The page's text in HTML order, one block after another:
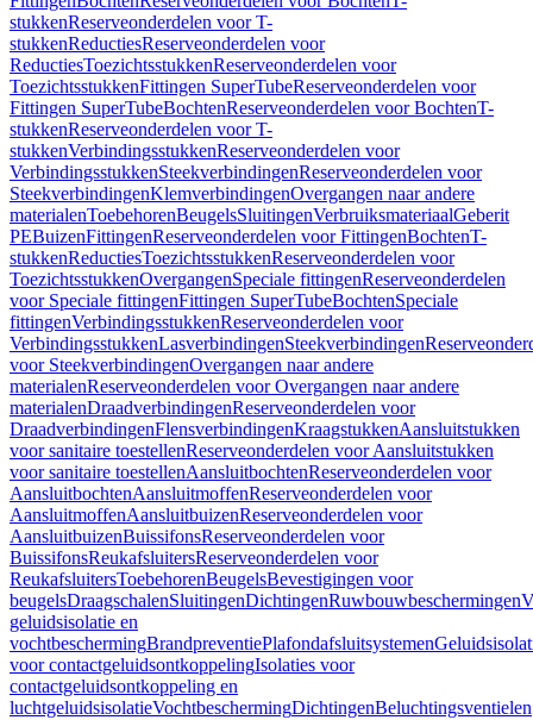
stukkenReserveonderdelen voor T-
stukkenReductiesReserveonderdelen voor
ReductiesToezichtsstukkenReserveonderdelen voor
ToezichtsstukkenFittingen SuperTubeReserveonderdelen voor
Fittingen SuperTubeBochtenReserveonderdelen voor BochtenT-
stukkenReserveonderdelen voor T-
stukkenVerbindingsstukkenReserveonderdelen voor
VerbindingsstukkenSteekverbindingenReserveonderdelen voor
SteekverbindingenKlemverbindingenOvergangen naar andere
materialenToebehorenBeugelsSluitingenVerbruiksmateriaalGeberit
PEBuizenFittingenReserveonderdelen voor FittingenBochtenT-
stukkenReductiesToezichtsstukkenReserveonderdelen voor
ToezichtsstukkenOvergangenSpeciale fittingenReserveonderdelen
voor Speciale fittingenFittingen SuperTubeBochtenSpeciale
fittingenVerbindingsstukkenReserveonderdelen voor
VerbindingsstukkenLasverbindingenSteekverbindingen
voor SteekverbindingenOvergangen naar andere
materialenReserveonderdelen voor Overgangen naar andere
materialenDraadverbindingenReserveonderdelen voor
DraadverbindingenFlensverbindingenKraagstukkenAansluitstukken
voor sanitaire toestellenReserveonderdelen voor Aansluitstukken
voor sanitaire toestellenAansluitbochtenReserveonderdelen voor
AansluitbochtenAansluitmoffenReserveonderdelen voor
AansluitmoffenAansluitbuizenReserveonderdelen voor
AansluitbuizenBuissifonsReserveonderdelen voor
BuissifonsReukafsluitersReserveonderdelen voor
ReukafsluitersToebehorenBeugelsBevestigingen voor
beugelsDraagschalenSluitingenDichtingenRuwbouwbeschermingen
geluidsisolatie en
vochtbeschermingBrandpreventiePlafondafsluitsystemen
voor contactgeluidsontkoppelingIsolaties voor
contactgeluidsontkoppeling en
luchtgeluidsisolatieVochtbeschermingDichtingenBeluchtingsventielen